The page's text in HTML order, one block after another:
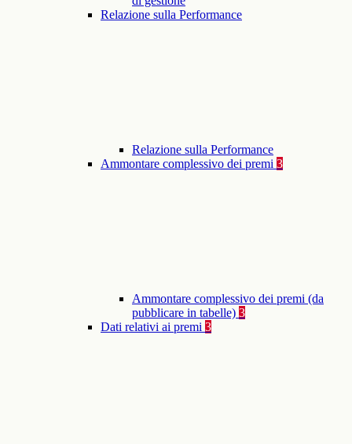
Relazione sulla Performance
Relazione sulla Performance
Ammontare complessivo dei premi 3
Ammontare complessivo dei premi (da
pubblicare in tabelle) 3
Dati relativi ai premi 3